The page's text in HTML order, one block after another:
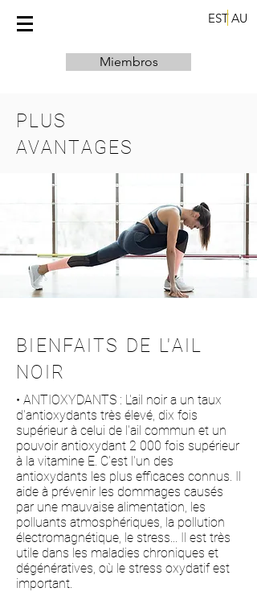
ESTAU
Miembros
PLUS
AVANTAGES
BIENFAITS DE L'AIL
NOIR
• ANTIOXYDANTS : L'ail noir a un taux
d'antioxydants très élevé, dix fois
supérieur à celui de l'ail commun et un
pouvoir antioxydant 2 000 fois supérieur
à la vitamine E. C'est l'un des
antioxydants les plus efficaces connus. Il
aide à prévenir les dommages causés
par une mauvaise alimentation, les
polluants atmosphériques, la pollution
électromagnétique, le stress... Il est très
utile dans les maladies chroniques et
dégénératives, où le stress oxydatif est
important.